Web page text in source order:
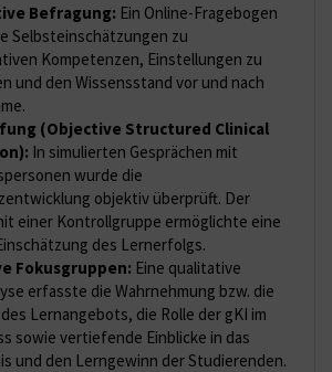
Befragung: Ein Online-Fragebogen
Selbsteinschätzungen zu
Kompetenzen, Einstellungen zu
und den Wissensstand vor und nach
(Objective Structured Clinical
: In simulierten Gesprächen mit
wurde die
objektiv überprüft. Der
einer Kontrollgruppe ermöglichte eine
des Lernerfolgs.
Fokusgruppen: Eine qualitative
erfasste die Wahrnehmung bzw. die
Lernangebots, die Rolle der gKI im
sowie vertiefende Einblicke in das
und den Lerngewinn der Studierenden.